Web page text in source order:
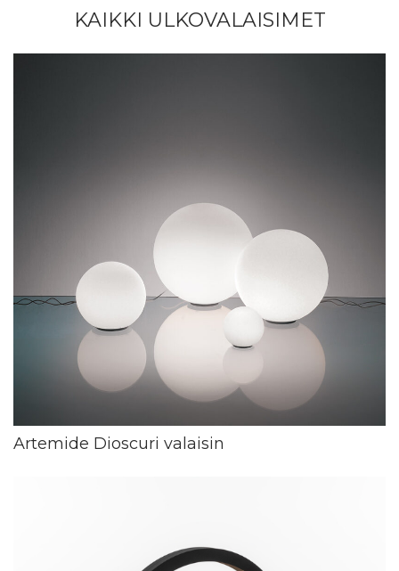
KAIKKI ULKOVALAISIMET
Artemide Dioscuri valaisin